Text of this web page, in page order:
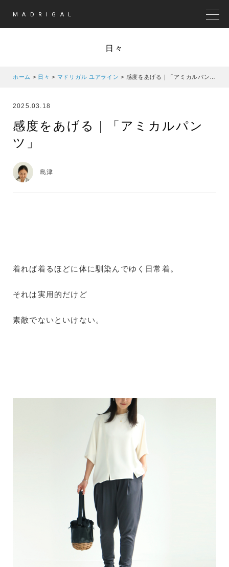
MADRIGAL
日々
ホーム > 日々 > マドリガル ユアライン > 感度をあげる｜「アミカルパンツ」
2025.03.18
感度をあげる｜「アミカルパン
ツ」
島津
着れば着るほどに体に馴染んでゆく日常着。
それは実用的だけど
素敵でないといけない。